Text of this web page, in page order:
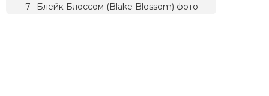
Блейк Блоссом (Blake Blossom) фото